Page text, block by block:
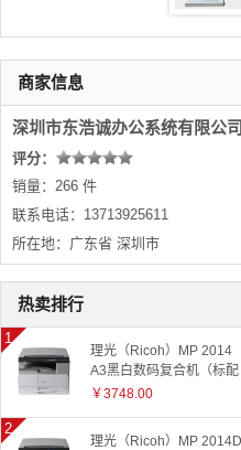
商家信息
深圳市东浩诚办公系统有限公司
评分：
销量：266 件
联系电话：13713925611
所在地：广东省 深圳市
热卖排行
理光（Ricoh）MP 2014
A3黑白数码复合机（标配
有线网络+国产工作台）
￥3748.00
理光（Ricoh）MP 2014D